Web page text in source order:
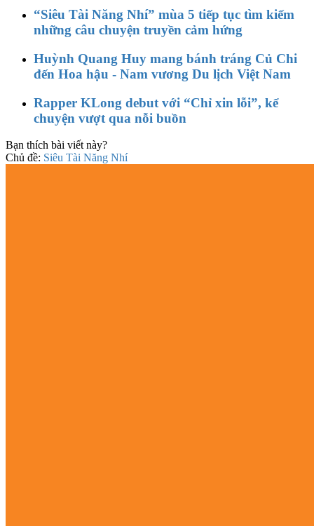
“Siêu Tài Năng Nhí” mùa 5 tiếp tục tìm kiếm
những câu chuyện truyền cảm hứng
Huỳnh Quang Huy mang bánh tráng Củ Chi
đến Hoa hậu - Nam vương Du lịch Việt Nam
Rapper KLong debut với “Chỉ xin lỗi”, kể
chuyện vượt qua nỗi buồn
Bạn thích bài viết này?
Chủ đề: Siêu Tài Năng Nhí